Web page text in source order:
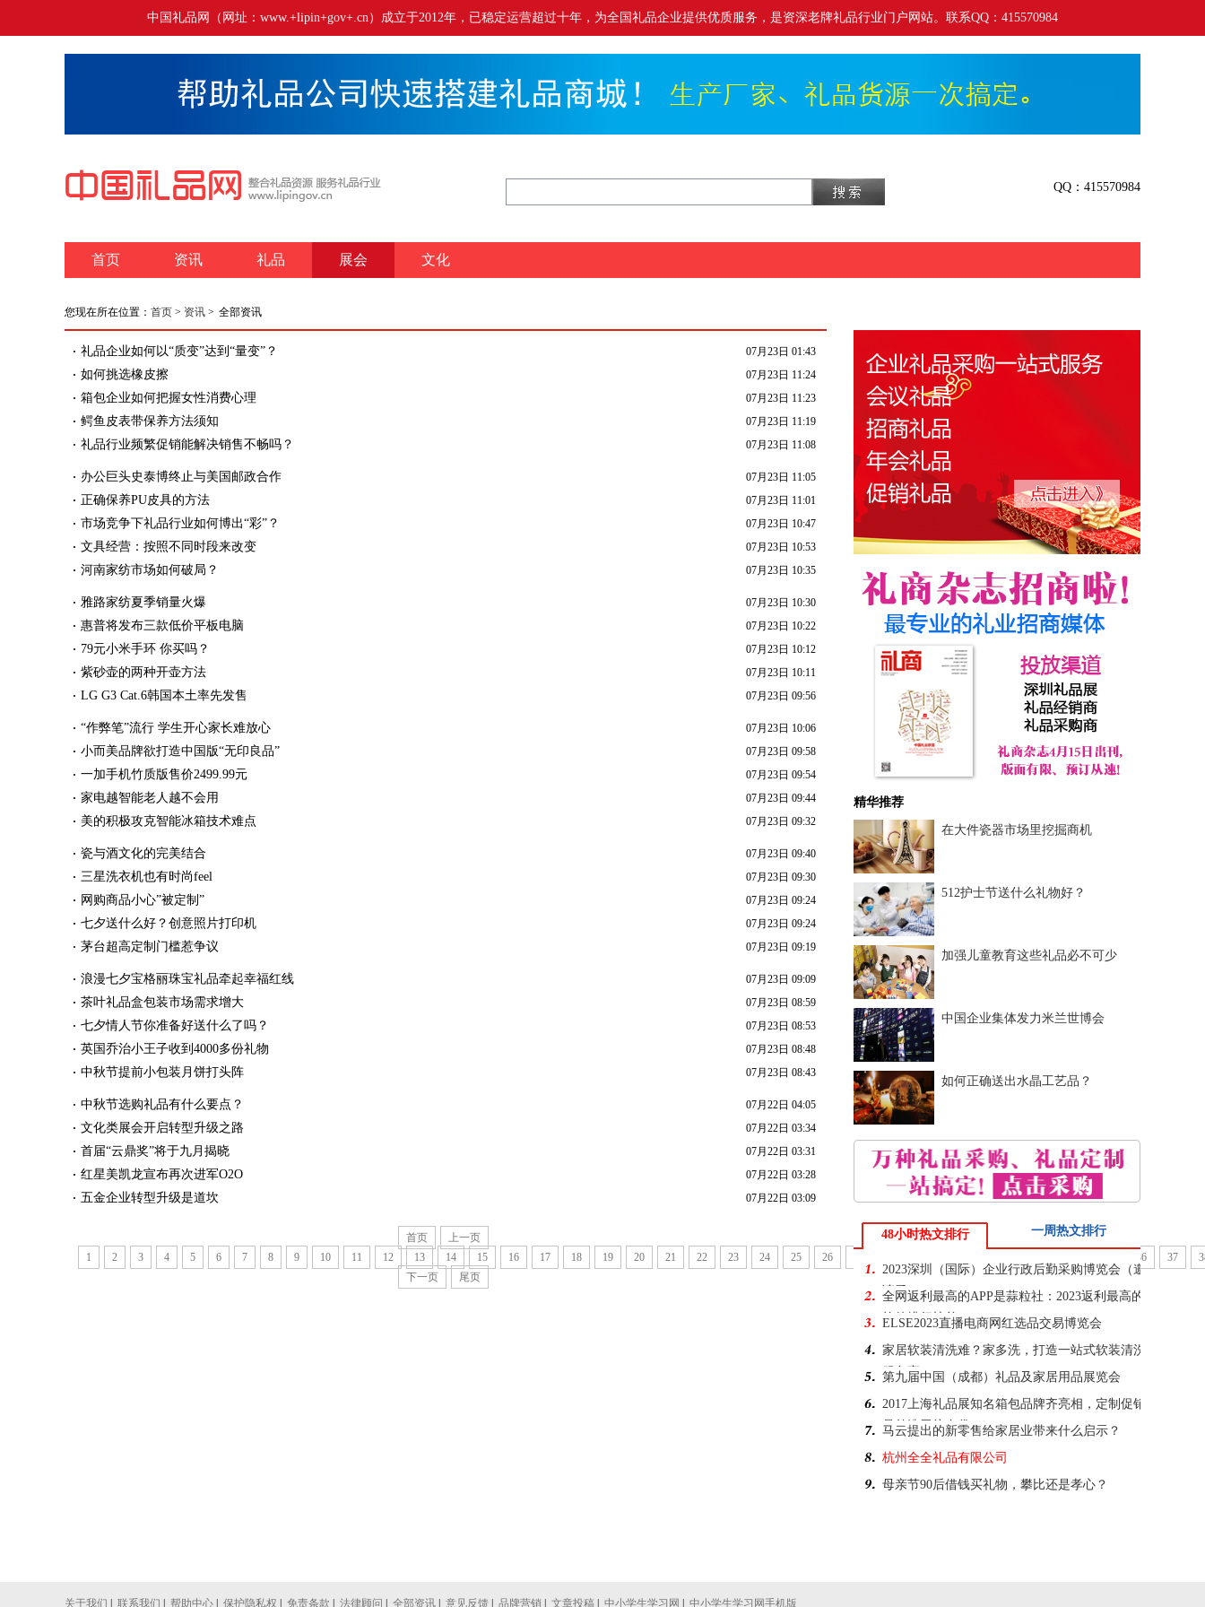
中国礼品网（网址：www.+lipin+gov+.cn）成立于2012年，已稳定运营超过十年，为全国礼品企业提供优质服务，是资深老牌礼品行业门户网站。联系QQ：415570984
QQ：415570984
首页 资讯 礼品 展会 文化
您现在所在位置： 首页 > 资讯 > 全部资讯
礼品企业如何以“质变”达到“量变”？ 07月23日 01:43
如何挑选橡皮擦 07月23日 11:24
箱包企业如何把握女性消费心理 07月23日 11:23
鳄鱼皮表带保养方法须知 07月23日 11:19
礼品行业频繁促销能解决销售不畅吗？ 07月23日 11:08
办公巨头史泰博终止与美国邮政合作 07月23日 11:05
正确保养PU皮具的方法 07月23日 11:01
市场竞争下礼品行业如何博出“彩”？ 07月23日 10:47
文具经营：按照不同时段来改变 07月23日 10:53
河南家纺市场如何破局？ 07月23日 10:35
雅路家纺夏季销量火爆 07月23日 10:30
惠普将发布三款低价平板电脑 07月23日 10:22
79元小米手环 你买吗？ 07月23日 10:12
紫砂壶的两种开壶方法 07月23日 10:11
LG G3 Cat.6韩国本土率先发售 07月23日 09:56
“作弊笔”流行 学生开心家长难放心 07月23日 10:06
小而美品牌欲打造中国版“无印良品” 07月23日 09:58
一加手机竹质版售价2499.99元 07月23日 09:54
家电越智能老人越不会用 07月23日 09:44
美的积极攻克智能冰箱技术难点 07月23日 09:32
瓷与酒文化的完美结合 07月23日 09:40
三星洗衣机也有时尚feel 07月23日 09:30
网购商品小心”被定制” 07月23日 09:24
七夕送什么好？创意照片打印机 07月23日 09:24
茅台超高定制门槛惹争议 07月23日 09:19
浪漫七夕宝格丽珠宝礼品牵起幸福红线 07月23日 09:09
茶叶礼品盒包装市场需求增大 07月23日 08:59
七夕情人节你准备好送什么了吗？ 07月23日 08:53
英国乔治小王子收到4000多份礼物 07月23日 08:48
中秋节提前小包装月饼打头阵 07月23日 08:43
中秋节选购礼品有什么要点？ 07月22日 04:05
文化类展会开启转型升级之路 07月22日 03:34
首届“云鼎奖”将于九月揭晓 07月22日 03:31
红星美凯龙宣布再次进军O2O 07月22日 03:28
五金企业转型升级是道坎 07月22日 03:09
首页
上一页
1
2 3 4 5 6 7 8 9 10 11 12 13 14 15 16 17 18 19 20 21 22 23 24 25 26 36 37
下一页
尾页
精华推荐
在大件瓷器市场里挖掘商机
512护士节送什么礼物好？
加强儿童教育这些礼品必不可少
中国企业集体发力米兰世博会
如何正确送出水晶工艺品？
48小时热文排行 一周热文排行
2023深圳（国际）企业行政后勤采购博览会（邀
请函）
全网返利最高的APP是蒜粒社：2023返利最高的
软件排行榜单
ELSE2023直播电商网红选品交易博览会
家居软装清洗难？家多洗，打造一站式软装清洗
服务商
第九届中国（成都）礼品及家居用品展览会
2017上海礼品展知名箱包品牌齐亮相，定制促销
品首选无纺布袋
马云提出的新零售给家居业带来什么启示？
杭州全全礼品有限公司
母亲节90后借钱买礼物，攀比还是孝心？
关于我们 联系我们 帮助中心 保护隐私权 免责条款 法律顾问 全部资讯 意见反馈 品牌营销 文章投稿 中小学生学习网 中小学生学习网手机版